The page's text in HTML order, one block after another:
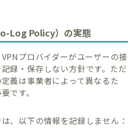
Log Policy）の実態
VPNプロバイダーがユーザーの接
録・保存しない方針です。ただ
義は事業者によって異なるた
です。
、以下の情報を記録しません：